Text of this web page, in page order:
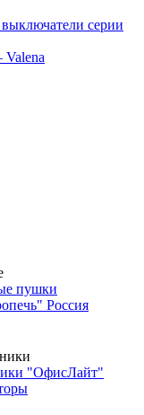
серии
Valena
пушки
Россия
"ОфисЛайт"